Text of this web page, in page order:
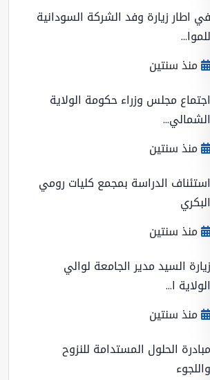
زيارة وفد الشركة السودانية
وزراء حكومة الولاية
الدراسة بمجمع كليات رومي
السيد مدير الجامعة لوالي
المستدامة للنزوح